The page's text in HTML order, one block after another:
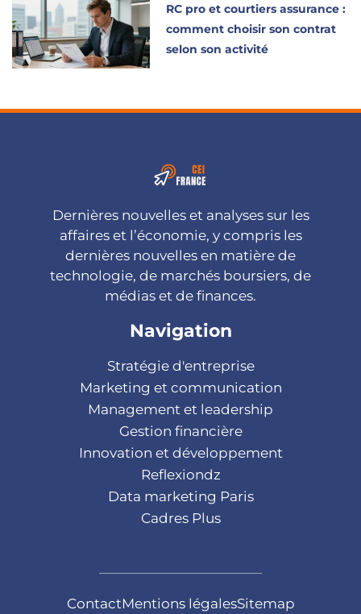
RC pro et courtiers assurance :
comment choisir son contrat
selon son activité
Dernières nouvelles et analyses sur les
affaires et l’économie, y compris les
dernières nouvelles en matière de
technologie, de marchés boursiers, de
médias et de finances.
Navigation
Stratégie d'entreprise
Marketing et communication
Management et leadership
Gestion financière
Innovation et développement
Reflexiondz
Data marketing Paris
Cadres Plus
ContactMentions légalesSitemap